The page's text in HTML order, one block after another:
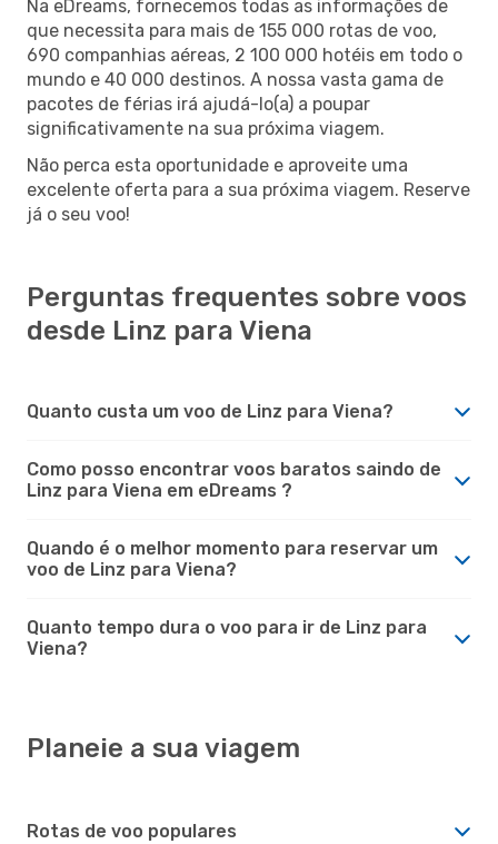
Na eDreams, fornecemos todas as informações de
que necessita para mais de 155 000 rotas de voo,
690 companhias aéreas, 2 100 000 hotéis em todo o
mundo e 40 000 destinos. A nossa vasta gama de
pacotes de férias irá ajudá-lo(a) a poupar
significativamente na sua próxima viagem.
Não perca esta oportunidade e aproveite uma
excelente oferta para a sua próxima viagem. Reserve
já o seu voo!
Perguntas frequentes sobre voos
desde Linz para Viena
Quanto custa um voo de Linz para Viena?
Como posso encontrar voos baratos saindo de
Linz para Viena em eDreams ?
Quando é o melhor momento para reservar um
voo de Linz para Viena?
Quanto tempo dura o voo para ir de Linz para
Viena?
Planeie a sua viagem
Rotas de voo populares